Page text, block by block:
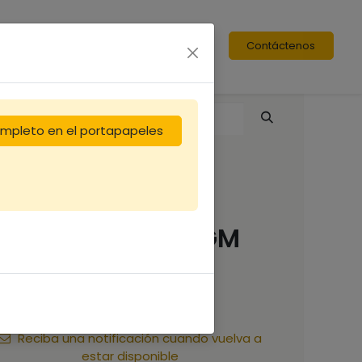
Contáctenos
de
remplacerment GM
€
Reciba una notificación cuando vuelva a
estar disponible
en el portapapeles